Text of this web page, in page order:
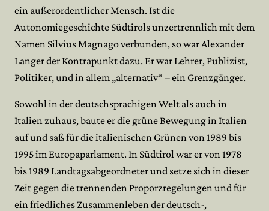
Partecipa
ein außerordentlicher Mensch. Ist die
Autonomiegeschichte Südtirols unzertrennlich mit dem
Namen Silvius Magnago verbunden, so war Alexander
Langer der Kontrapunkt dazu. Er war Lehrer, Publizist,
Politiker, und in allem „alternativ“ – ein Grenzgänger.
Sowohl in der deutschsprachigen Welt als auch in
Italien zuhaus, baute er die grüne Bewegung in Italien
auf und saß für die italienischen Grünen von 1989 bis
1995 im Europaparlament. In Südtirol war er von 1978
bis 1989 Landtagsabgeordneter und setze sich in dieser
Zeit gegen die trennenden Proporzregelungen und für
ein friedliches Zusammenleben der deutsch-,